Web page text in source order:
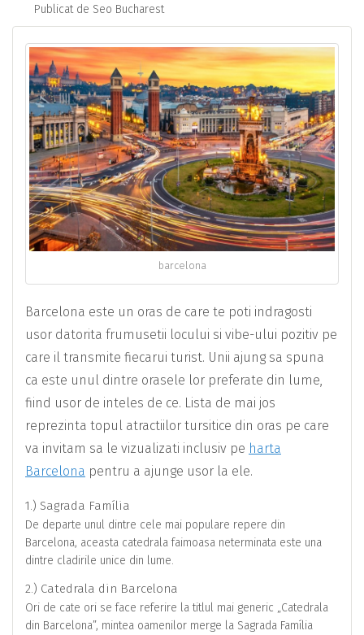
Publicat de Seo Bucharest
barcelona
Barcelona este un oras de care te poti indragosti
usor datorita frumusetii locului si vibe-ului pozitiv pe
care il transmite fiecarui turist. Unii ajung sa spuna
ca este unul dintre orasele lor preferate din lume,
fiind usor de inteles de ce. Lista de mai jos
reprezinta topul atractiilor tursitice din oras pe care
va invitam sa le vizualizati inclusiv pe harta
Barcelona pentru a ajunge usor la ele.
1.) Sagrada Família
De departe unul dintre cele mai populare repere din
Barcelona, aceasta catedrala faimoasa neterminata este una
dintre cladirile unice din lume.
2.) Catedrala din Barcelona
Ori de cate ori se face referire la titlul mai generic „Catedrala
din Barcelona”, mintea oamenilor merge la Sagrada Família